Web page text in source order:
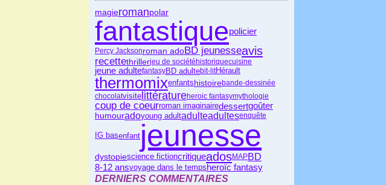
magieromanpolar
fantastiquepolicier
Percy Jacksonroman adoBD jeunesseavis
recettethrillerjeu de société historiquecuisine
jeune adultefantasyBD adultebit-litHérault
thermomixenfantshistoirebande-dessinée
chocolatvisite littératureheroic fantasymythologie
coup de coeurroman imaginairedessertgoûter
humouradoyoung adultadulteadultesenquête
IG basenfant jeunesse
dystopiescience fictioncritiqueadosMAPBD
8-12 ansvoyage dans le tempsheroïc fantasy
DERNIERS COMMENTAIRES